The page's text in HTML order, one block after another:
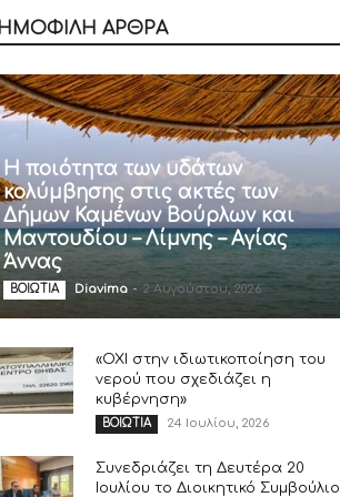
ΑΡΘΡΑ
Η ποιότητα των υδάτων
κολύμβησης στις ακτές των
Δήμων Καμένων Βούρλων και
Μαντουδίου – Λίμνης – Αγίας
Άννας
ΒΟΙΩΤΙΑ Diavima - 2 Αυγούστου, 2026
«ΟΧΙ στην ιδιωτικοποίηση του
νερού που σχεδιάζει η
κυβέρνηση»
ΒΟΙΩΤΙΑ 24 Ιουλίου, 2026
Συνεδριάζει τη Δευτέρα 20
Ιουλίου το Διοικητικό Συμβούλιο